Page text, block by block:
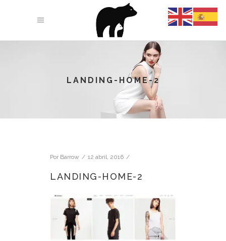
LANDING-HOME-2
Por Barrow 12 abril, 2016
LANDING-HOME-2